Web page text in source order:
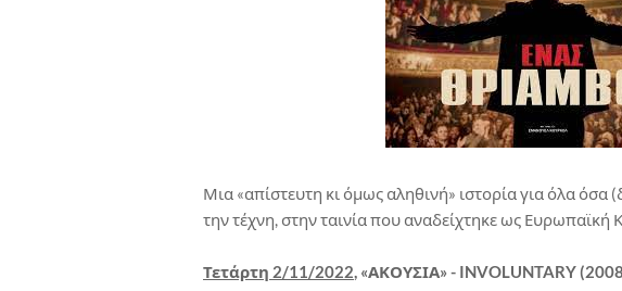
Μια «απίστευτη κι όμως αληθινή» ιστορία για όλα
την τέχνη, στην ταινία που αναδείχτηκε ως Ευρωπαϊκή
Τετάρτη 2/11/2022, «ΑΚΟΥΣΙΑ» - INVOLUNTARY